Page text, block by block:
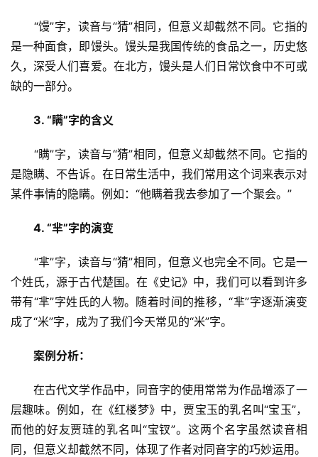
“馒”字，读音与“猜”相同，但意义却截然不同。它指的
是一种面食，即馒头。馒头是我国传统的食品之一，历史悠
久，深受人们喜爱。在北方，馒头是人们日常饮食中不可或
缺的一部分。
3. “瞒”字的含义
“瞒”字，读音与“猜”相同，但意义却截然不同。它指的
是隐瞒、不告诉。在日常生活中，我们常用这个词来表示对
某件事情的隐瞒。例如：“他瞒着我去参加了一个聚会。”
4. “芈”字的演变
“芈”字，读音与“猜”相同，但意义也完全不同。它是一
个姓氏，源于古代楚国。在《史记》中，我们可以看到许多
带有“芈”字姓氏的人物。随着时间的推移，“芈”字逐渐演变
成了“米”字，成为了我们今天常见的“米”字。
案例分析：
在古代文学作品中，同音字的使用常常为作品增添了一
层趣味。例如，在《红楼梦》中，贾宝玉的乳名叫“宝玉”，
而他的好友贾琏的乳名叫“宝钗”。这两个名字虽然读音相
同，但意义却截然不同，体现了作者对同音字的巧妙运用。